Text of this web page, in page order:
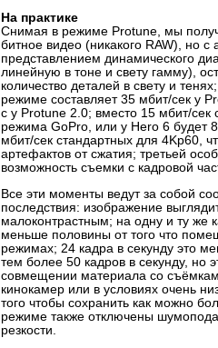
На практике
Снимая в режиме Protune, мы
битное видео (никакого RAW), но с
представлением динамического
линейную в тоне и свету гамму),
количество деталей в свету и
режиме составляет 35 мбит/сек у
с у Protune 2.0; вместо 15 мбит/сек
режима GoPro, или у Hero 6 будет
мбит/сек стандартных для 4Kp60,
артефактов от сжатия; третьей
возможность съемки с кадровой
Все эти моменты ведут за собой
последствия: изображение
малоконтрастным; на одну и ту же
меньше половины от того что
режимах; 24 кадра в секунду это
тем более 50 кадров в секунду, но
совмещении материала со
кинокамер или в условиях очень
того чтобы сохранить как можно
режиме также отключены
резкости.